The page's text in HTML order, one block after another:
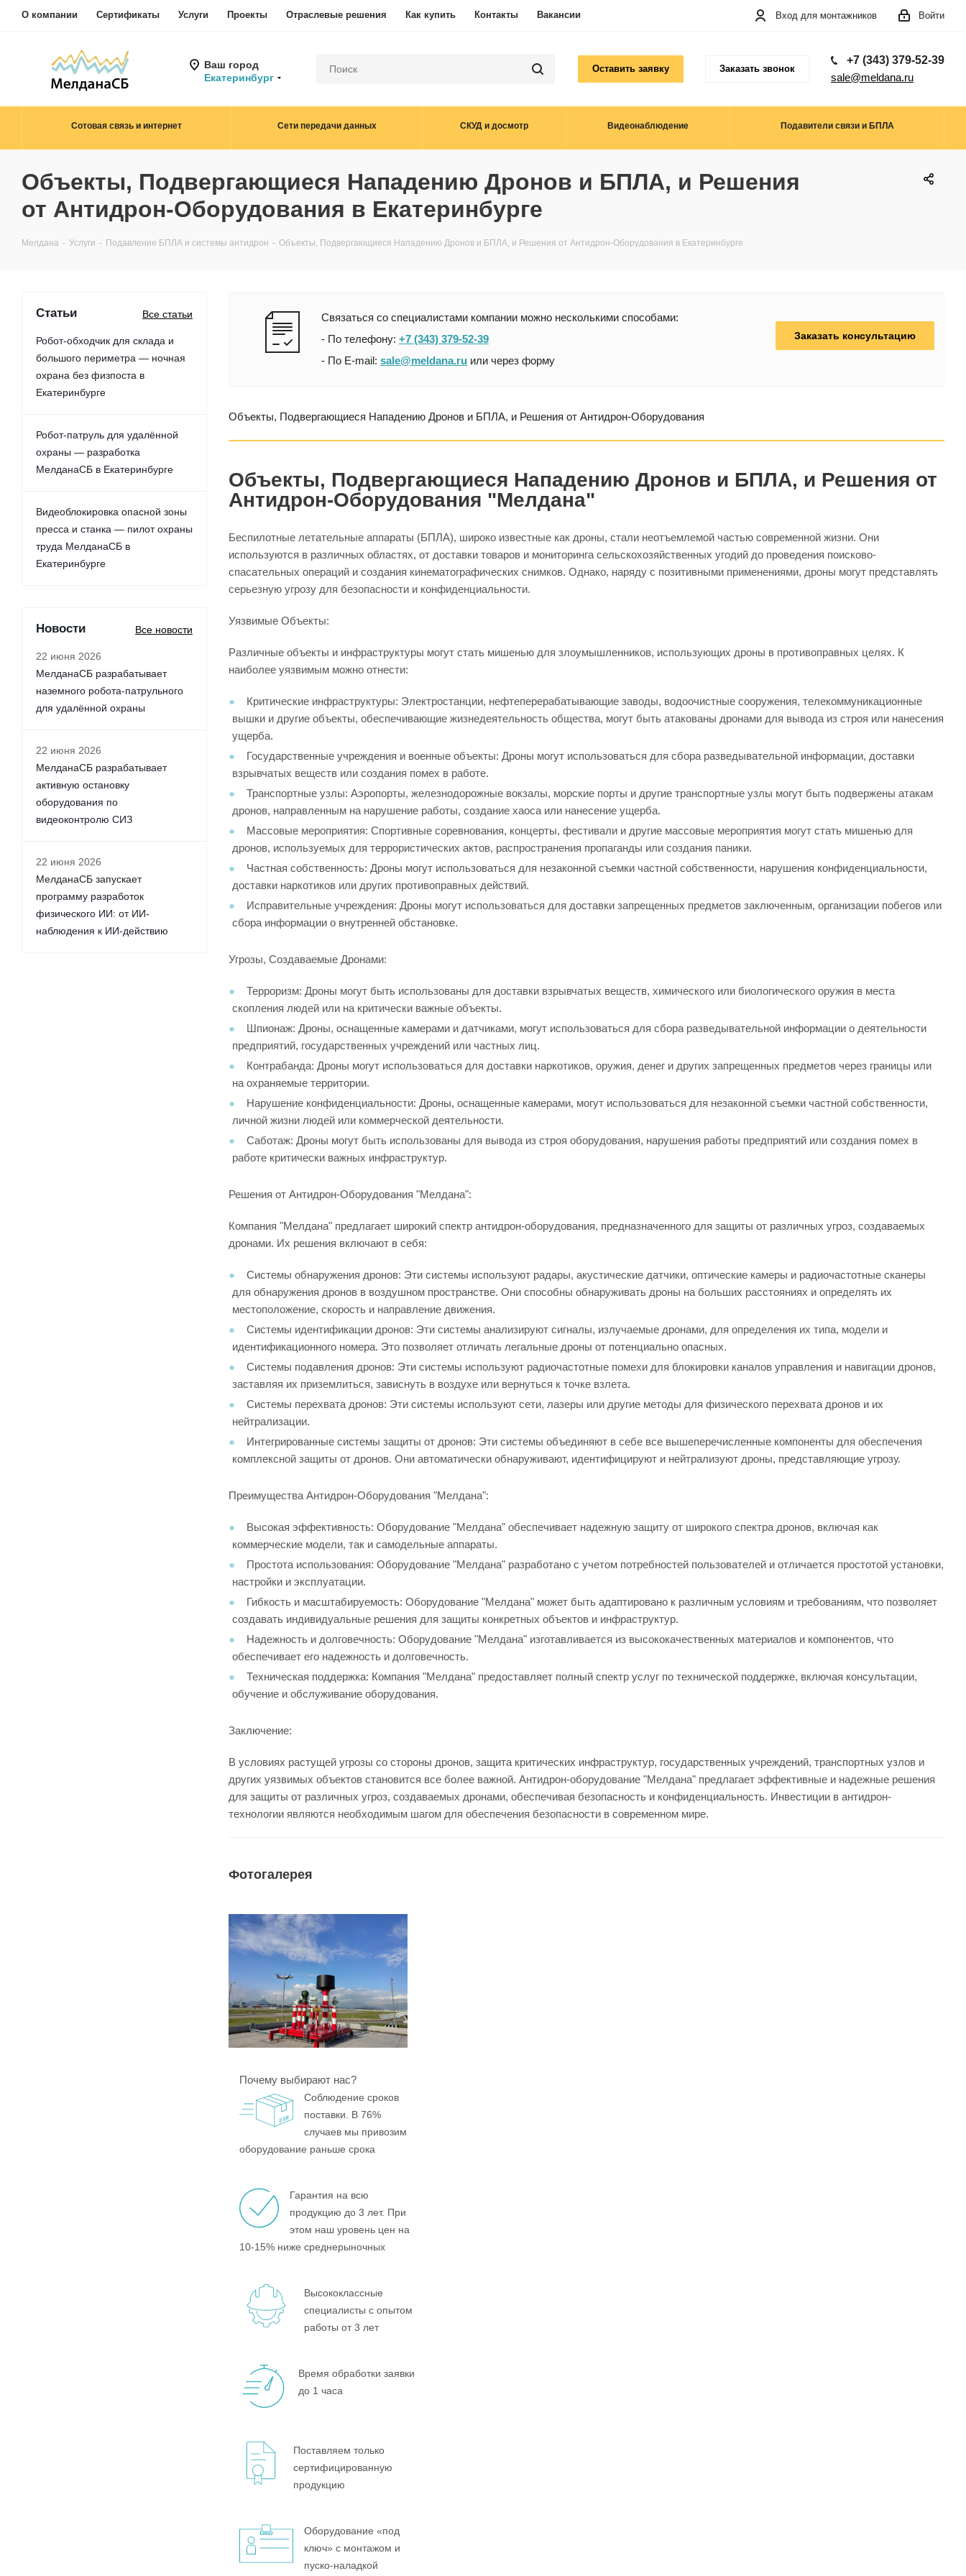
О компании Сертификаты Услуги Проекты Отраслевые решения Как купить Контакты Вакансии Войти
Вход для монтажников
Ваш город
Екатеринбург
Оставить заявку Заказать звонок
+7 (343) 379-52-39
sale@meldana.ru
Сотовая связь и интернет Сети передачи данных СКУД и досмотр Видеонаблюдение Подавители связи и БПЛА
Объекты, Подвергающиеся Нападению Дронов и БПЛА, и Решения
от Антидрон-Оборудования в Екатеринбурге
Мелдана - Услуги - Подавление БПЛА и системы антидрон - Объекты, Подвергающиеся Нападению Дронов и БПЛА, и Решения от Антидрон-Оборудования в Екатеринбурге
Связаться со специалистами компании можно несколькими способами:
- По телефону: +7 (343) 379-52-39
- По E-mail: sale@meldana.ru или через форму
Заказать консультацию
Объекты, Подвергающиеся Нападению Дронов и БПЛА, и Решения от Антидрон-Оборудования
Объекты, Подвергающиеся Нападению Дронов и БПЛА, и Решения от
Антидрон-Оборудования "Мелдана"
Беспилотные летательные аппараты (БПЛА), широко известные как дроны, стали неотъемлемой частью современной жизни. Они
используются в различных областях, от доставки товаров и мониторинга сельскохозяйственных угодий до проведения поисково-
спасательных операций и создания кинематографических снимков. Однако, наряду с позитивными применениями, дроны могут представлять
серьезную угрозу для безопасности и конфиденциальности.
Уязвимые Объекты:
Различные объекты и инфраструктуры могут стать мишенью для злоумышленников, использующих дроны в противоправных целях. К
наиболее уязвимым можно отнести:
Критические инфраструктуры: Электростанции, нефтеперерабатывающие заводы, водоочистные сооружения, телекоммуникационные
вышки и другие объекты, обеспечивающие жизнедеятельность общества, могут быть атакованы дронами для вывода из строя или нанесения
ущерба.
Государственные учреждения и военные объекты: Дроны могут использоваться для сбора разведывательной информации, доставки
взрывчатых веществ или создания помех в работе.
Транспортные узлы: Аэропорты, железнодорожные вокзалы, морские порты и другие транспортные узлы могут быть подвержены атакам
дронов, направленным на нарушение работы, создание хаоса или нанесение ущерба.
Массовые мероприятия: Спортивные соревнования, концерты, фестивали и другие массовые мероприятия могут стать мишенью для
дронов, используемых для террористических актов, распространения пропаганды или создания паники.
Частная собственность: Дроны могут использоваться для незаконной съемки частной собственности, нарушения конфиденциальности,
доставки наркотиков или других противоправных действий.
Исправительные учреждения: Дроны могут использоваться для доставки запрещенных предметов заключенным, организации побегов или
сбора информации о внутренней обстановке.
Угрозы, Создаваемые Дронами:
Терроризм: Дроны могут быть использованы для доставки взрывчатых веществ, химического или биологического оружия в места
скопления людей или на критически важные объекты.
Шпионаж: Дроны, оснащенные камерами и датчиками, могут использоваться для сбора разведывательной информации о деятельности
предприятий, государственных учреждений или частных лиц.
Контрабанда: Дроны могут использоваться для доставки наркотиков, оружия, денег и других запрещенных предметов через границы или
на охраняемые территории.
Нарушение конфиденциальности: Дроны, оснащенные камерами, могут использоваться для незаконной съемки частной собственности,
личной жизни людей или коммерческой деятельности.
Саботаж: Дроны могут быть использованы для вывода из строя оборудования, нарушения работы предприятий или создания помех в
работе критически важных инфраструктур.
Решения от Антидрон-Оборудования "Мелдана":
Компания "Мелдана" предлагает широкий спектр антидрон-оборудования, предназначенного для защиты от различных угроз, создаваемых
дронами. Их решения включают в себя:
Системы обнаружения дронов: Эти системы используют радары, акустические датчики, оптические камеры и радиочастотные сканеры
для обнаружения дронов в воздушном пространстве. Они способны обнаруживать дроны на больших расстояниях и определять их
местоположение, скорость и направление движения.
Системы идентификации дронов: Эти системы анализируют сигналы, излучаемые дронами, для определения их типа, модели и
идентификационного номера. Это позволяет отличать легальные дроны от потенциально опасных.
Системы подавления дронов: Эти системы используют радиочастотные помехи для блокировки каналов управления и навигации дронов,
заставляя их приземлиться, зависнуть в воздухе или вернуться к точке взлета.
Системы перехвата дронов: Эти системы используют сети, лазеры или другие методы для физического перехвата дронов и их
нейтрализации.
Интегрированные системы защиты от дронов: Эти системы объединяют в себе все вышеперечисленные компоненты для обеспечения
комплексной защиты от дронов. Они автоматически обнаруживают, идентифицируют и нейтрализуют дроны, представляющие угрозу.
Преимущества Антидрон-Оборудования "Мелдана":
Высокая эффективность: Оборудование "Мелдана" обеспечивает надежную защиту от широкого спектра дронов, включая как
коммерческие модели, так и самодельные аппараты.
Простота использования: Оборудование "Мелдана" разработано с учетом потребностей пользователей и отличается простотой установки,
настройки и эксплуатации.
Гибкость и масштабируемость: Оборудование "Мелдана" может быть адаптировано к различным условиям и требованиям, что позволяет
создавать индивидуальные решения для защиты конкретных объектов и инфраструктур.
Надежность и долговечность: Оборудование "Мелдана" изготавливается из высококачественных материалов и компонентов, что
обеспечивает его надежность и долговечность.
Техническая поддержка: Компания "Мелдана" предоставляет полный спектр услуг по технической поддержке, включая консультации,
обучение и обслуживание оборудования.
Заключение:
В условиях растущей угрозы со стороны дронов, защита критических инфраструктур, государственных учреждений, транспортных узлов и
других уязвимых объектов становится все более важной. Антидрон-оборудование "Мелдана" предлагает эффективные и надежные решения
для защиты от различных угроз, создаваемых дронами, обеспечивая безопасность и конфиденциальность. Инвестиции в антидрон-
технологии являются необходимым шагом для обеспечения безопасности в современном мире.
Фотогалерея
Почему выбирают нас?
Соблюдение сроков
поставки. В 76%
случаев мы привозим
оборудование раньше срока
Гарантия на всю
продукцию до 3 лет. При
этом наш уровень цен на
10-15% ниже среднерыночных
Высококлассные
специалисты с опытом
работы от 3 лет
Время обработки заявки
до 1 часа
Поставляем только
сертифицированную
продукцию
Оборудование «под
ключ» с монтажом и
пуско-наладкой
Статьи Все статьи
Робот-обходчик для склада и
большого периметра — ночная
охрана без физпоста в
Екатеринбурге
Робот-патруль для удалённой
охраны — разработка
МелданаСБ в Екатеринбурге
Видеоблокировка опасной зоны
пресса и станка — пилот охраны
труда МелданаСБ в
Екатеринбурге
Новости Все новости
22 июня 2026
МелданаСБ разрабатывает
наземного робота-патрульного
для удалённой охраны
22 июня 2026
МелданаСБ разрабатывает
активную остановку
оборудования по
видеоконтролю СИЗ
22 июня 2026
МелданаСБ запускает
программу разработок
физического ИИ: от ИИ-
наблюдения к ИИ-действию